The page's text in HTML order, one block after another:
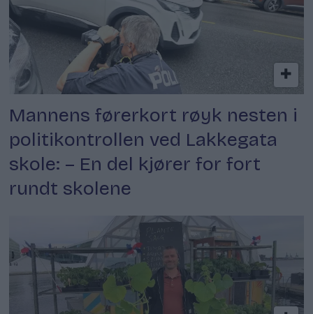
Mannens førerkort røyk nesten i
politikontrollen ved Lakkegata
skole: – En del kjører for fort
rundt skolene